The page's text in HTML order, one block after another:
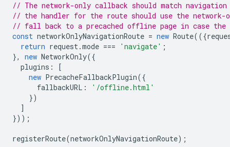
// The network-only callback should match navigation
// the handler for the route should use the
// fall back to a precached offline page in case
const networkOnlyNavigationRoute = new Route(({
return request.mode === 'navigate' ;
},
new NetworkOnly({
plugins :
[
new PrecacheFallbackPlugin({
fallbackURL :
'/offline.html'
})
]
}));
registerRoute(networkOnlyNavigationRoute);